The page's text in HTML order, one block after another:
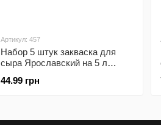
Артикул: 457
Набор 5 штук закваска для
сыра Ярославский на 5 л
44.99 грн